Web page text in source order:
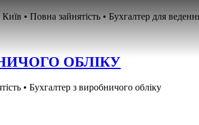
• Повна зайнятість • Бухгалтер для
ОБЛІКУ
• Бухгалтер з виробничого обліку